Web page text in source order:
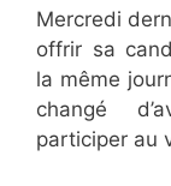
Mercredi
offrir sa
la même
changé
participer au